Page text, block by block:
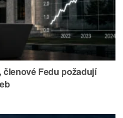
Fedu požadují